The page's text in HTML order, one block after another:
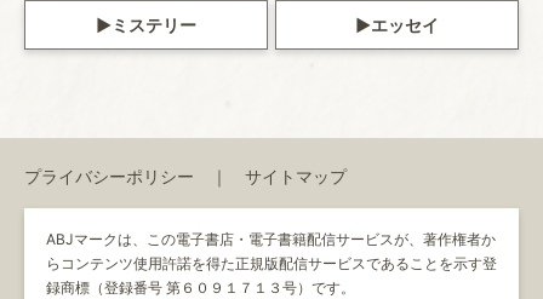
ミステリー エッセイ
プライバシーポリシー サイトマップ
ABJマークは、この電子書店・電子書籍配信サービスが、著作権者か
らコンテンツ使用許諾を得た正規版配信サービスであることを示す登
録商標（登録番号 第６０９１７１３号）です。